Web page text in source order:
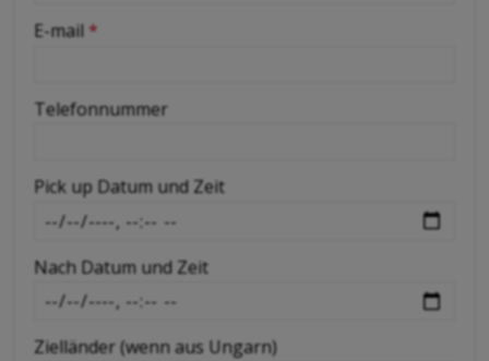
-
-
-
-
E-mail *
Telefonnummer
Pick up Datum und Zeit
Nach Datum und Zeit
Zielländer (wenn aus Ungarn)